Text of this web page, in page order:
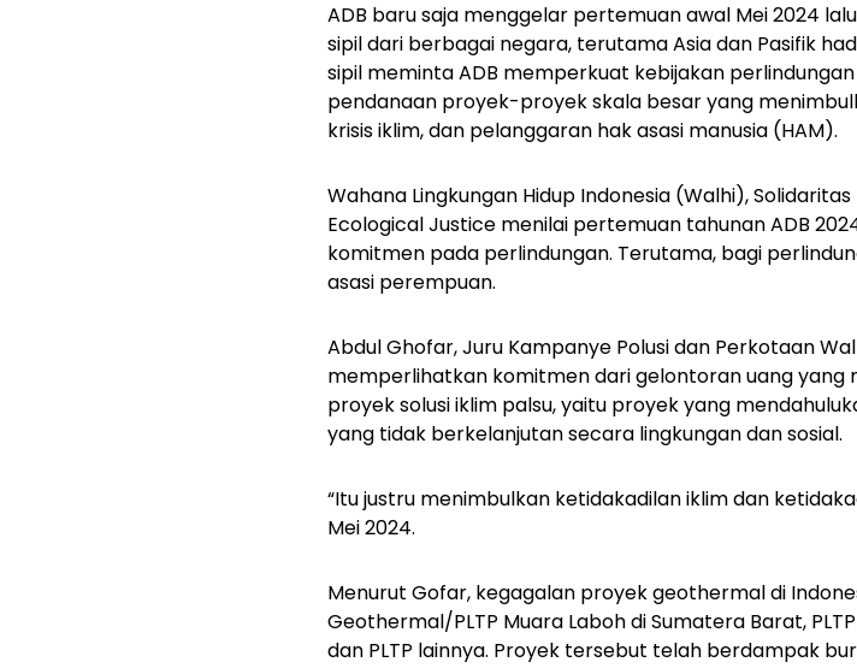
ADB baru saja menggelar pertemuan awal Mei 2024
sipil dari berbagai negara, terutama Asia dan Pasifik
sipil meminta ADB memperkuat kebijakan
pendanaan proyek-proyek skala besar yang
krisis iklim, dan pelanggaran hak asasi manusia (HAM).
Wahana Lingkungan Hidup Indonesia (Walhi),
Ecological Justice menilai pertemuan tahunan ADB
komitmen pada perlindungan. Terutama, bagi
asasi perempuan.
Abdul Ghofar, Juru Kampanye Polusi dan Perkotaan
memperlihatkan komitmen dari gelontoran uang yang
proyek solusi iklim palsu, yaitu proyek yang
yang tidak berkelanjutan secara lingkungan dan sosial.
“Itu justru menimbulkan ketidakadilan iklim dan
Mei 2024.
Menurut Gofar, kegagalan proyek geothermal di
Geothermal/PLTP Muara Laboh di Sumatera Barat,
dan PLTP lainnya. Proyek tersebut telah berdampak